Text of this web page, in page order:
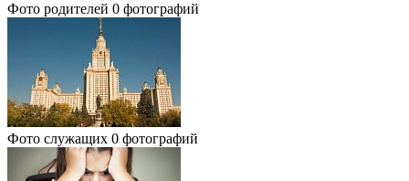
Фото родителей 0 фотографий
Фото служащих 0 фотографий